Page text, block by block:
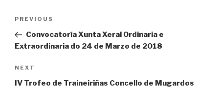
entradas
Previous
Post
PREVIOUS
Convocatoría Xunta Xeral Ordinaria e
Extraordinaria do 24 de Marzo de 2018
Next
Post
NEXT
IV Trofeo de Traineiriñas Concello de Mugardos